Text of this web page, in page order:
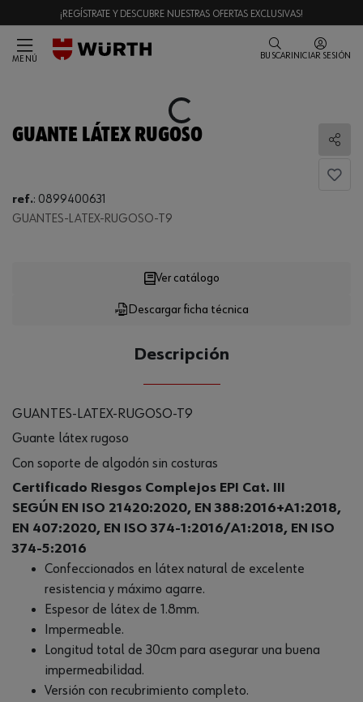
¡REGÍSTRATE Y DESCUBRE NUESTRAS OFERTAS EXCLUSIVAS!
MENÚ BUSCAR INICIAR SESIÓN
Loading...
GUANTE LÁTEX RUGOSO
ref.: 0899400631
GUANTES-LATEX-RUGOSO-T9
Descargar ficha técnica
Ver catálogo
Descripción
GUANTES-LATEX-RUGOSO-T9
Guante látex rugoso
Con soporte de algodón sin costuras
Certificado Riesgos Complejos EPI Cat. III
SEGÚN EN ISO 21420:2020, EN 388:2016+A1:2018,
EN 407:2020, EN ISO 374-1:2016/A1:2018, EN ISO
374-5:2016
Confeccionados en látex natural de excelente
resistencia y máximo agarre.
Espesor de látex de 1.8mm.
Impermeable.
Longitud total de 30cm para asegurar una buena
impermeabilidad.
Versión con recubrimiento completo.